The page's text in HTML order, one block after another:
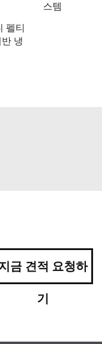
스템
펠티
냉
금 견적 요청하
기